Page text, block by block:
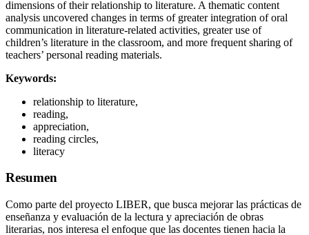
dimensions of their relationship to literature. A thematic content
analysis uncovered changes in terms of greater integration of oral
communication in literature-related activities, greater use of
children’s literature in the classroom, and more frequent sharing of
teachers’ personal reading materials.
Keywords:
relationship to literature,
reading,
appreciation,
reading circles,
literacy
Resumen
Como parte del proyecto LIBER, que busca mejorar las prácticas de
enseñanza y evaluación de la lectura y apreciación de obras
literarias, nos interesa el enfoque que las docentes tienen hacia la